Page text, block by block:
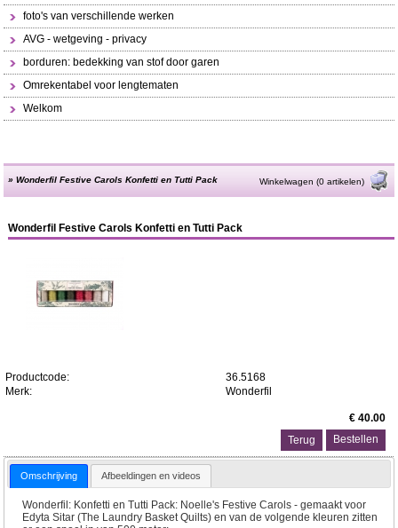
foto's van verschillende werken
AVG - wetgeving - privacy
borduren: bedekking van stof door garen
Omrekentabel voor lengtematen
Welkom
»Wonderfil Festive Carols Konfetti en Tutti Pack Winkelwagen (0 artikelen)
Wonderfil Festive Carols Konfetti en Tutti Pack
Productcode:
36.5168
Merk:
Wonderfil
€ 40.00
Terug
Omschrijving Afbeeldingen en videos
Wonderfil: Konfetti en Tutti Pack: Noelle's Festive Carols - gemaakt voor
Edyta Sitar (The Laundry Basket Quilts) en van de volgende kleuren zitten